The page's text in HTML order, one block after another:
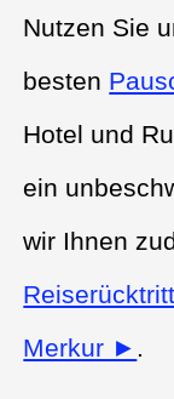
Nutzen Sie
besten
Hotel und
ein
wir Ihnen
Merkur ► .